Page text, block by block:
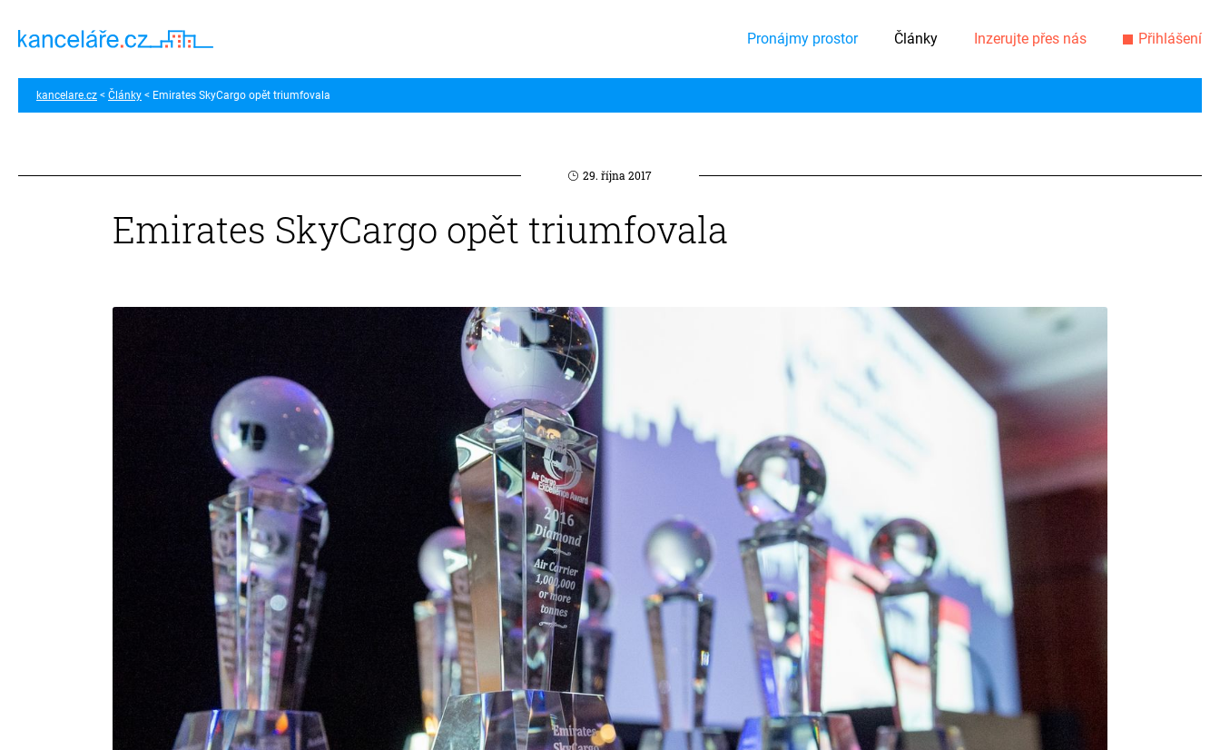
Pronájmy prostor Články Inzerujte přes nás Přihlášení
kancelare.cz Články Emirates SkyCargo opět triumfovala
29. října 2017
Emirates SkyCargo opět triumfovala